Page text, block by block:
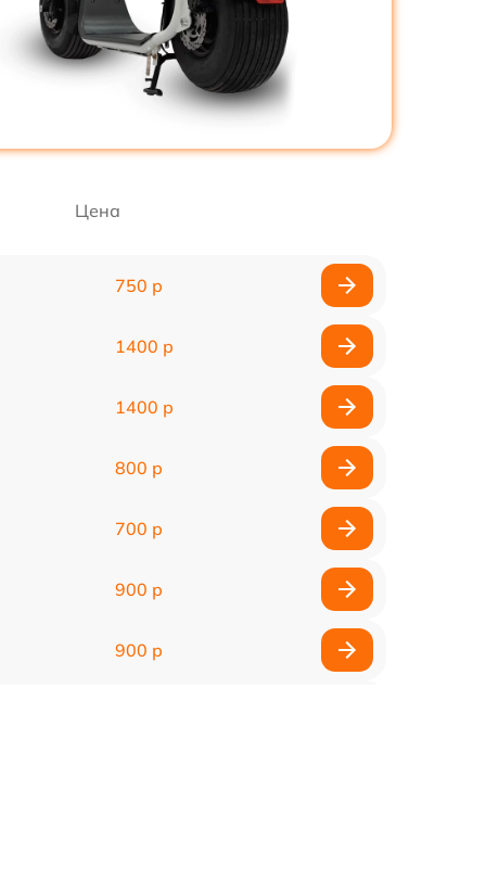
Цена
750 р
1400 р
1400 р
800 р
700 р
900 р
900 р